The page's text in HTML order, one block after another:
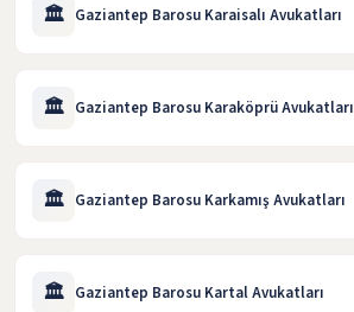
🏛️ Gaziantep Barosu Karaisalı Avukatları
🏛️ Gaziantep Barosu Karaköprü Avukatları
🏛️ Gaziantep Barosu Karkamış Avukatları
🏛️ Gaziantep Barosu Kartal Avukatları